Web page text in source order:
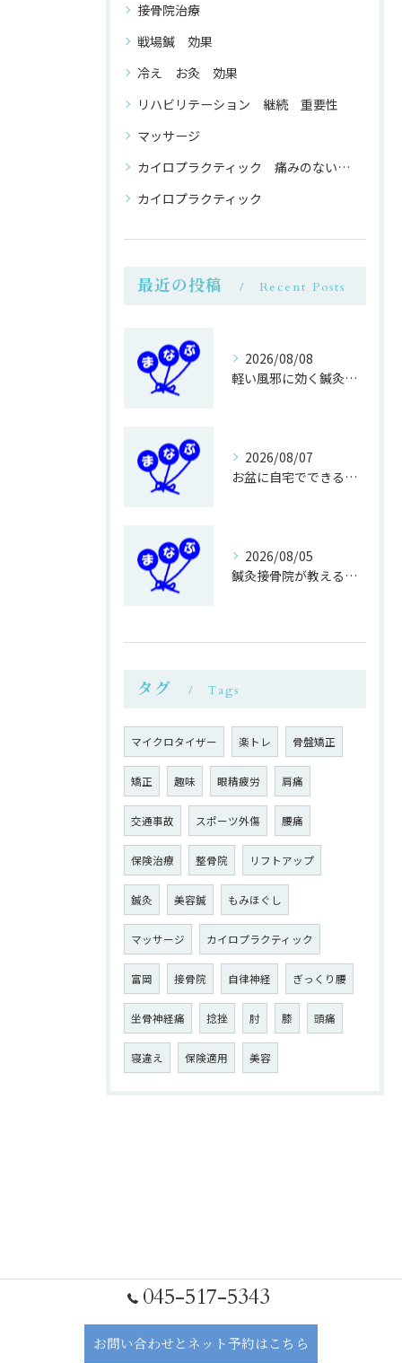
接骨院治療
戦場鍼 効果
冷え お灸 効果
リハビリテーション 継続 重要性
マッサージ
カイロプラクティック 痛みのない 整体
カイロプラクティック
最近の投稿 Recent Posts
2026/08/08
軽い風邪に効く鍼灸接骨院のマッサージ効果
2026/08/07
お盆に自宅でできる鍼灸接骨の過ごし方
2026/08/05
鍼灸接骨院が教える簡単運動不足対策
タグ Tags
マイクロタイザー 楽トレ 骨盤矯正
矯正 趣味 眼精疲労 肩痛
交通事故 スポーツ外傷 腰痛
保険治療 整骨院 リフトアップ
鍼灸 美容鍼 もみほぐし
マッサージ カイロプラクティック
富岡 接骨院 自律神経 ぎっくり腰
坐骨神経痛 捻挫 肘 膝 頭痛
寝違え 保険適用 美容
045-517-5343
お問い合わせとネット予約はこちら